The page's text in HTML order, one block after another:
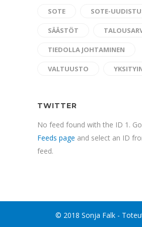
SOTE SOTE-
SÄÄSTÖT
TIEDOLLA JOHTAMINEN
VALTUUSTO
TWITTER
No feed found with the ID 1.
Feeds page and select an ID
feed.
© 2018 Sonja Falk -